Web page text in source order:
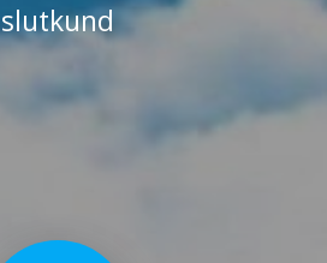
slutkund